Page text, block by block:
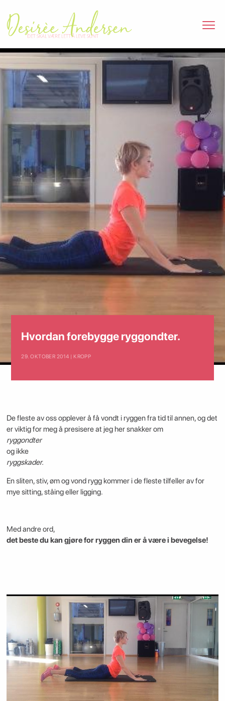
Hvordan forebygge ryggondter.
29. OKTOBER 2014 | KROPP
De fleste av oss opplever å få vondt i ryggen fra tid til annen, og det
er viktig for meg å presisere at jeg her snakker om
ryggondter
og ikke
ryggskader.
En sliten, stiv, øm og vond rygg kommer i de fleste tilfeller av for
mye sitting, ståing eller ligging.
Med andre ord,
det beste du kan gjøre for ryggen din er å være i bevegelse!